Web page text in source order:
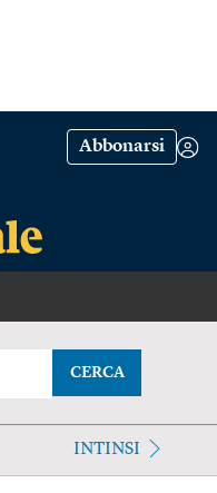
Abbonarsi
CERCA
INTINSI